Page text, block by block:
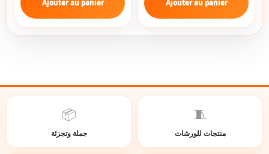
Ajouter au panier
Ajouter au panier
🧵
منتجات للورشات
📦
جملة وتجزئة